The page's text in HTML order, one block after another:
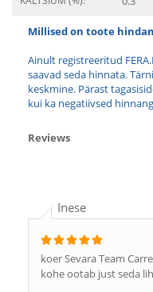
Millised on toote
Ainult registreeritud
saavad seda hinnata.
keskmine. Pärast
kui ka negatiivsed
Reviews
Inese
koer Sevara Team
kohe ootab just seda